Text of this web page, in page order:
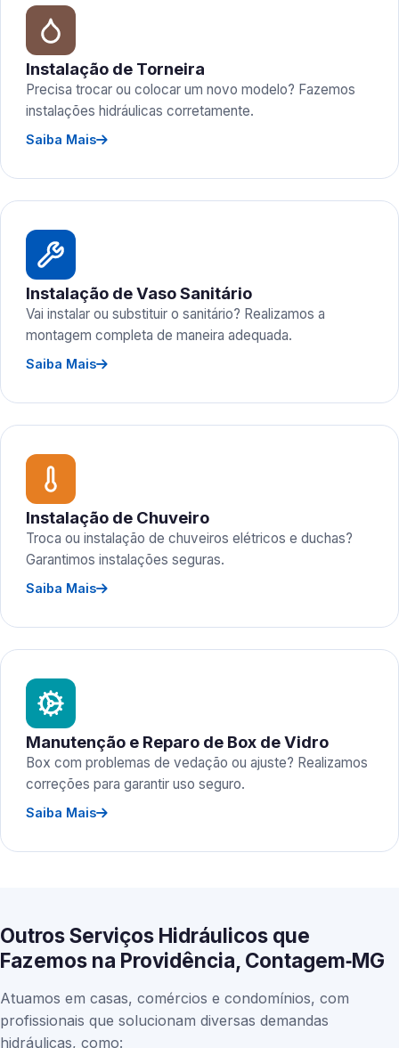
Instalação de Torneira
Precisa trocar ou colocar um novo modelo? Fazemos
instalações hidráulicas corretamente.
Saiba Mais
Instalação de Vaso Sanitário
Vai instalar ou substituir o sanitário? Realizamos a
montagem completa de maneira adequada.
Saiba Mais
Instalação de Chuveiro
Troca ou instalação de chuveiros elétricos e duchas?
Garantimos instalações seguras.
Saiba Mais
Manutenção e Reparo de Box de Vidro
Box com problemas de vedação ou ajuste? Realizamos
correções para garantir uso seguro.
Saiba Mais
Outros Serviços Hidráulicos que
Fazemos na Providência, Contagem‑MG
Atuamos em casas, comércios e condomínios, com
profissionais que solucionam diversas demandas
hidráulicas, como: